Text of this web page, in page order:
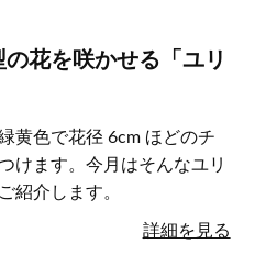
花を咲かせる「ユリ
黄色で花径 6cm ほどのチ
けます。今月はそんなユリ
紹介します。
詳細を見る